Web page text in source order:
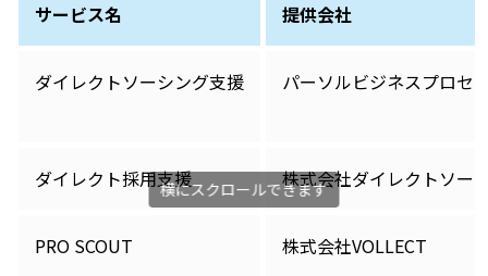
サービス名 提供会社
ダイレクトソーシング支援 パーソルビジネスプロセ
ダイレクト採用支援 株式会社ダイレクトソー
PRO SCOUT 株式会社VOLLECT